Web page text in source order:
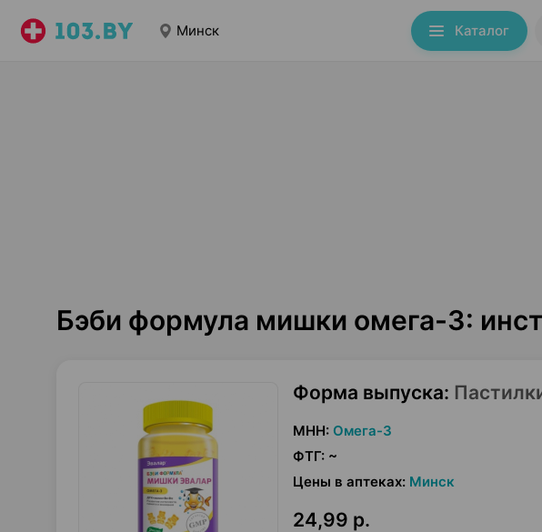
Минск Каталог
Бэби формула мишки омега-3:
Форма выпуска:
МНН: Омега-3
ФТГ: ~
Цены в аптеках: Минск
24,99 р.